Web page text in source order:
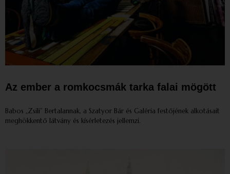
Az ember a romkocsmák tarka falai mögött
Babos „Zsili” Bertalannak, a Szatyor Bár és Galéria festőjének alkotásait
meghökkentő látvány és kísérletezés jellemzi.